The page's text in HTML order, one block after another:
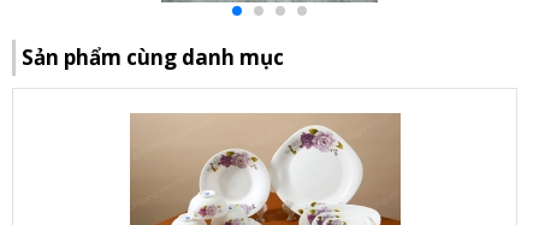
Sản phẩm cùng danh mục